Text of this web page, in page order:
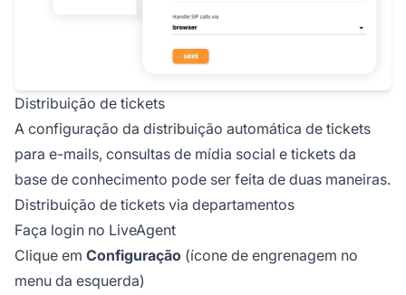
Distribuição de tickets
A configuração da distribuição automática de tickets
para e-mails, consultas de mídia social e tickets da
base de conhecimento pode ser feita de duas maneiras.
Distribuição de tickets via departamentos
Faça login no LiveAgent
Clique em Configuração (ícone de engrenagem no
menu da esquerda)